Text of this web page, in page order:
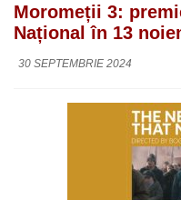
Moromeții 3:
Național în 13
30 SEPTEMBRIE 2024